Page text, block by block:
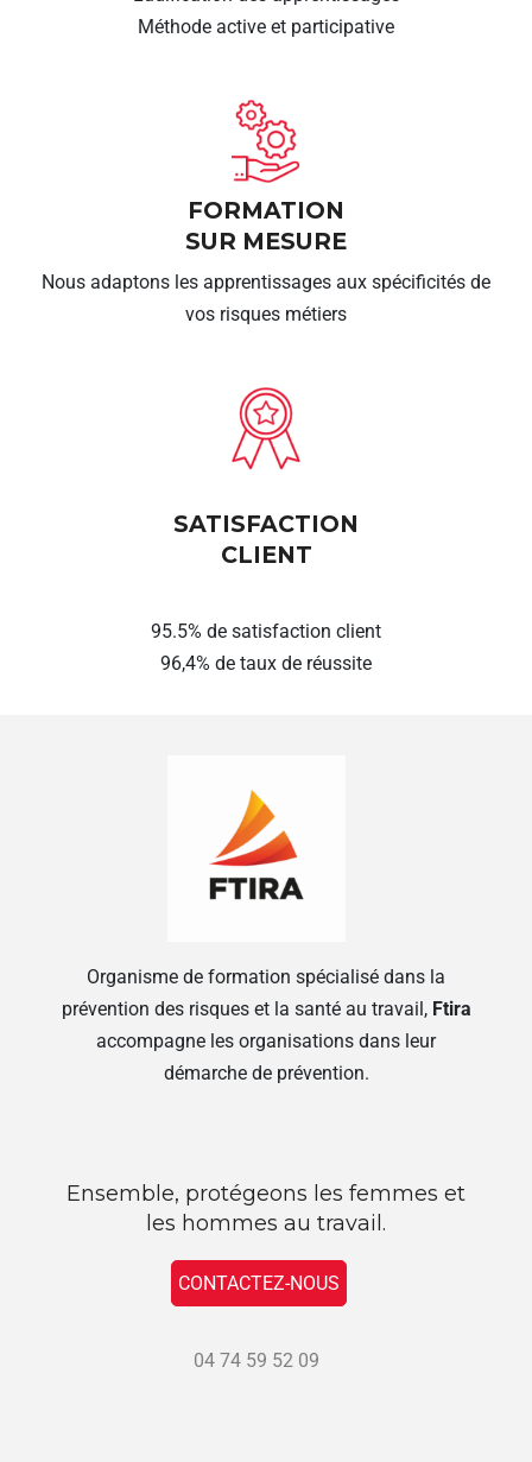
Méthode active et participative
FORMATION
SUR MESURE
Nous adaptons les apprentissages aux spécificités de
vos risques métiers
SATISFACTION
CLIENT
95.5% de satisfaction client
96,4% de taux de réussite
Organisme de formation spécialisé dans la
prévention des risques et la santé au travail, Ftira
accompagne les organisations dans leur
démarche de prévention.
Ensemble, protégeons les femmes et
les hommes au travail.
CONTACTEZ-NOUS
04 74 59 52 09